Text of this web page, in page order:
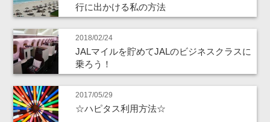
行に出かける私の方法
2018/02/24
JALマイルを貯めてJALのビジネスクラスに
乗ろう！
2017/05/29
☆ハピタス利用方法☆